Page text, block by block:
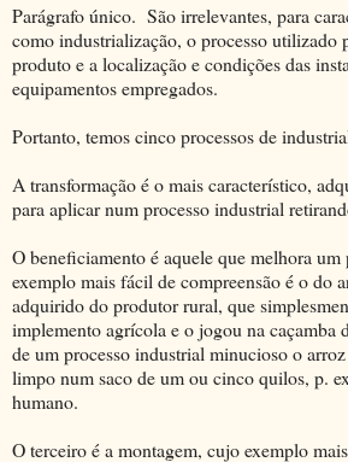
Parágrafo único. São irrelevantes, para
como industrialização, o processo utilizado
produto e a localização e condições das
equipamentos empregados.
Portanto, temos cinco processos de
A transformação é o mais característico,
para aplicar num processo industrial
O beneficiamento é aquele que melhora
exemplo mais fácil de compreensão é o do
adquirido do produtor rural, que
implemento agrícola e o jogou na caçamba
de um processo industrial minucioso o
limpo num saco de um ou cinco quilos, p.
humano.
O terceiro é a montagem, cujo exemplo